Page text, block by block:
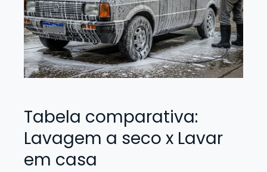
Tabela comparativa:
Lavagem a seco x Lavar
em casa